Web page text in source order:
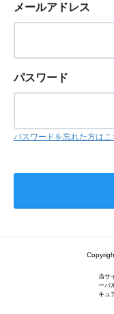
メールアドレス
パスワード
パスワードを忘れた方はこ
当サ
ーバ
キュ